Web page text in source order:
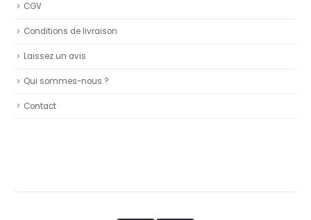
CGV
Conditions de livraison
Laissez un avis
Qui sommes-nous ?
Contact